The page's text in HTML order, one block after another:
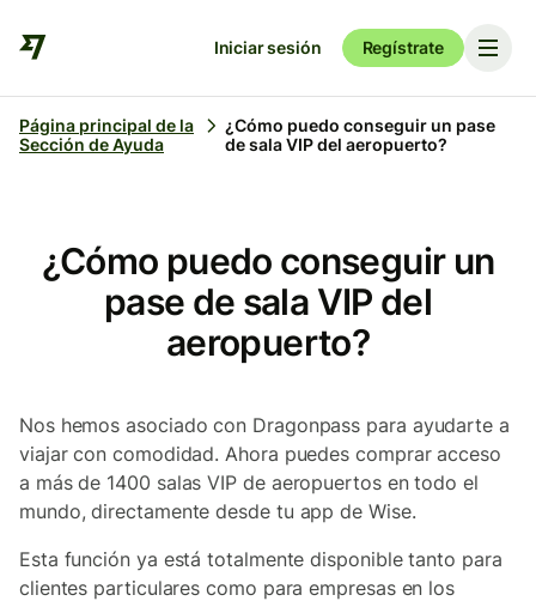
Iniciar sesión Regístrate
Página principal de la
Sección de Ayuda
¿Cómo puedo conseguir un pase
de sala VIP del aeropuerto?
¿Cómo puedo conseguir un
pase de sala VIP del
aeropuerto?
Nos hemos asociado con Dragonpass para ayudarte a
viajar con comodidad. Ahora puedes comprar acceso
a más de 1400 salas VIP de aeropuertos en todo el
mundo, directamente desde tu app de Wise.
Esta función ya está totalmente disponible tanto para
clientes particulares como para empresas en los